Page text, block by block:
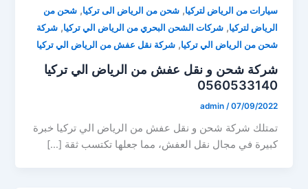
سيارات من الرياض لتركيا,شحن من الرياض الى تركيا,شحن من
الرياض لتركيا,شركات الشحن البحري من الرياض الي تركيا,شركة
شحن من الرياض الي تركيا,شركة نقل عفش من الرياض الي تركيا
شركة شحن و نقل عفش من الرياض الي تركيا
0560533140
admin /07/09/2022
تمتلك شركة شحن و نقل عفش من الرياض الي تركيا خبرة
كبيرة في مجال نقل العفش، مما جعلها تكتسب ثقة […]